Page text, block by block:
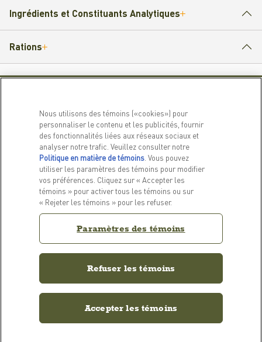
Ingrédients et Constituants Analytiques
Rations
Pour chiens
Pour chats
Notre histoire
FAQ
Centre de documentation
LIENS CONNEXES
Politique de confidentialité
CONTACTEZ-NOUS
ACANA Facebook
ACANA Instagram
Nous utilisons des témoins («cookies») pour
personnaliser le contenu et les publicités, fournir
des fonctionnalités liées aux réseaux sociaux et
analyser notre trafic. Veuillez consulter notre
Politique en matière de témoins (opens in a new tab)
. Vous pouvez
utiliser les paramètres des témoins pour modifier
vos préférences. Cliquez sur « Accepter les
témoins » pour activer tous les témoins ou sur
« Rejeter les témoins » pour les refuser.
Paramètres des témoins
Refuser les témoins
Accepter les témoins